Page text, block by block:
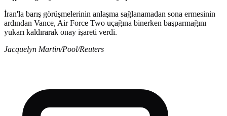
İran'la barış görüşmelerinin anlaşma sağlanamadan sona ermesinin
ardından Vance, Air Force Two uçağına binerken başparmağını
yukarı kaldırarak onay işareti verdi.
Jacquelyn Martin/Pool/Reuters